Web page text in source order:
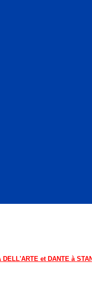
DELL'ARTE et DANTE à